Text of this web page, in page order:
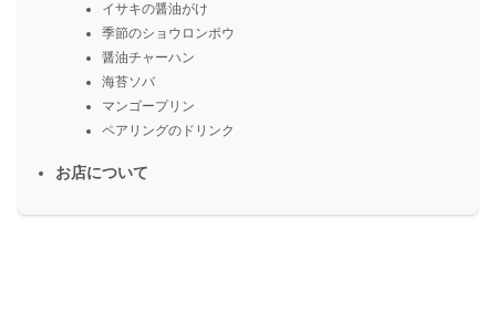
イサキの醤油がけ
季節のショウロンポウ
醤油チャーハン
海苔ソバ
マンゴープリン
ペアリングのドリンク
お店について